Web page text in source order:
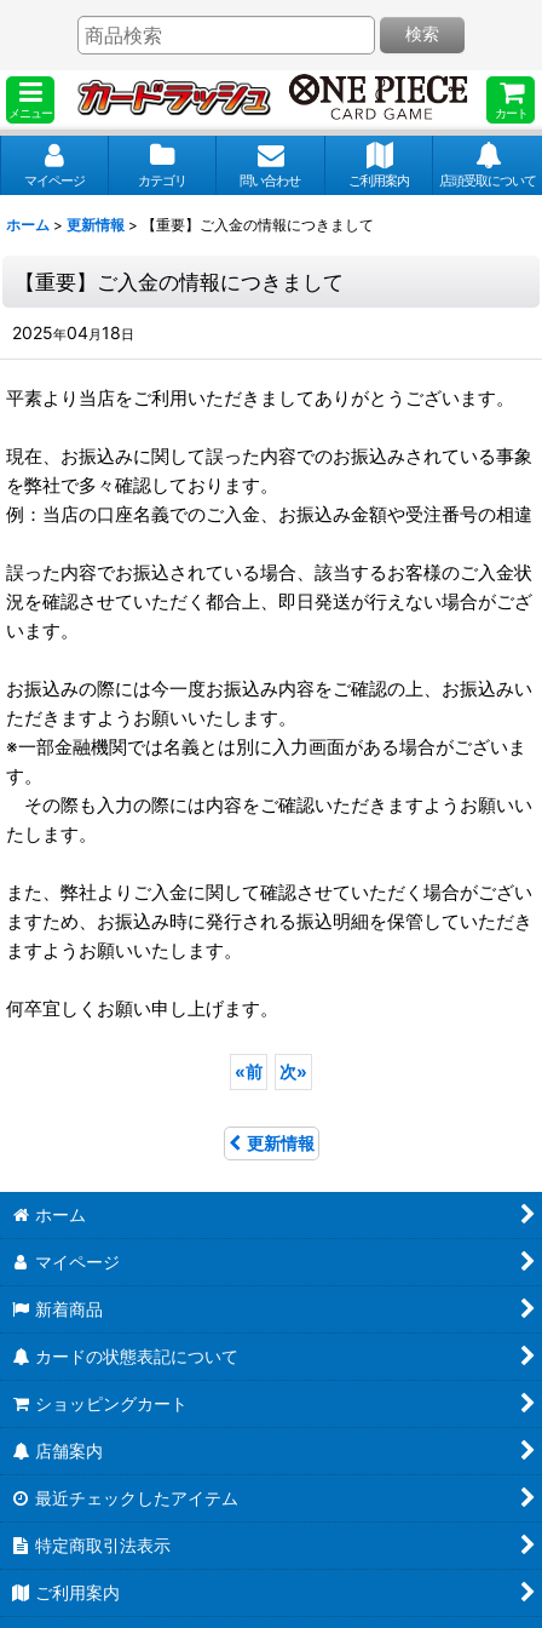
メニュー カート
検索
マイページ カテゴリ 問い合わせ ご利用案内 店頭受取について
ホーム > 更新情報 > 【重要】ご入金の情報につきまして
【重要】ご入金の情報につきまして
2025年04月18日
平素より当店をご利用いただきましてありがとうございます。
現在、お振込みに関して誤った内容でのお振込みされている事象
を弊社で多々確認しております。
例：当店の口座名義でのご入金、お振込み金額や受注番号の相違
誤った内容でお振込されている場合、該当するお客様のご入金状
況を確認させていただく都合上、即日発送が行えない場合がござ
います。
お振込みの際には今一度お振込み内容をご確認の上、お振込みい
ただきますようお願いいたします。
※一部金融機関では名義とは別に入力画面がある場合がございま
す。
その際も入力の際には内容をご確認いただきますようお願いい
たします。
また、弊社よりご入金に関して確認させていただく場合がござい
ますため、お振込み時に発行される振込明細を保管していただき
ますようお願いいたします。
何卒宜しくお願い申し上げます。
«前 次»
更新情報
ホーム
マイページ
新着商品
カードの状態表記について
ショッピングカート
店舗案内
最近チェックしたアイテム
特定商取引法表示
ご利用案内